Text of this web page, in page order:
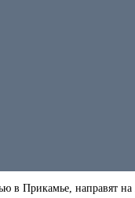
в Прикамье, направят на